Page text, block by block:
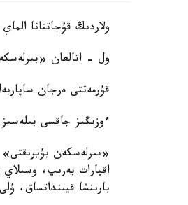
ولاردىڭ قۇجاتتانا
ول - اتالعان
قۇرمەتتى ەرجان
ءوزىڭىز جاقسى
«بىرلەسكەن بۇيرىقتى»
اقپارات بەرىپ، وسىلاي
بارىنشا